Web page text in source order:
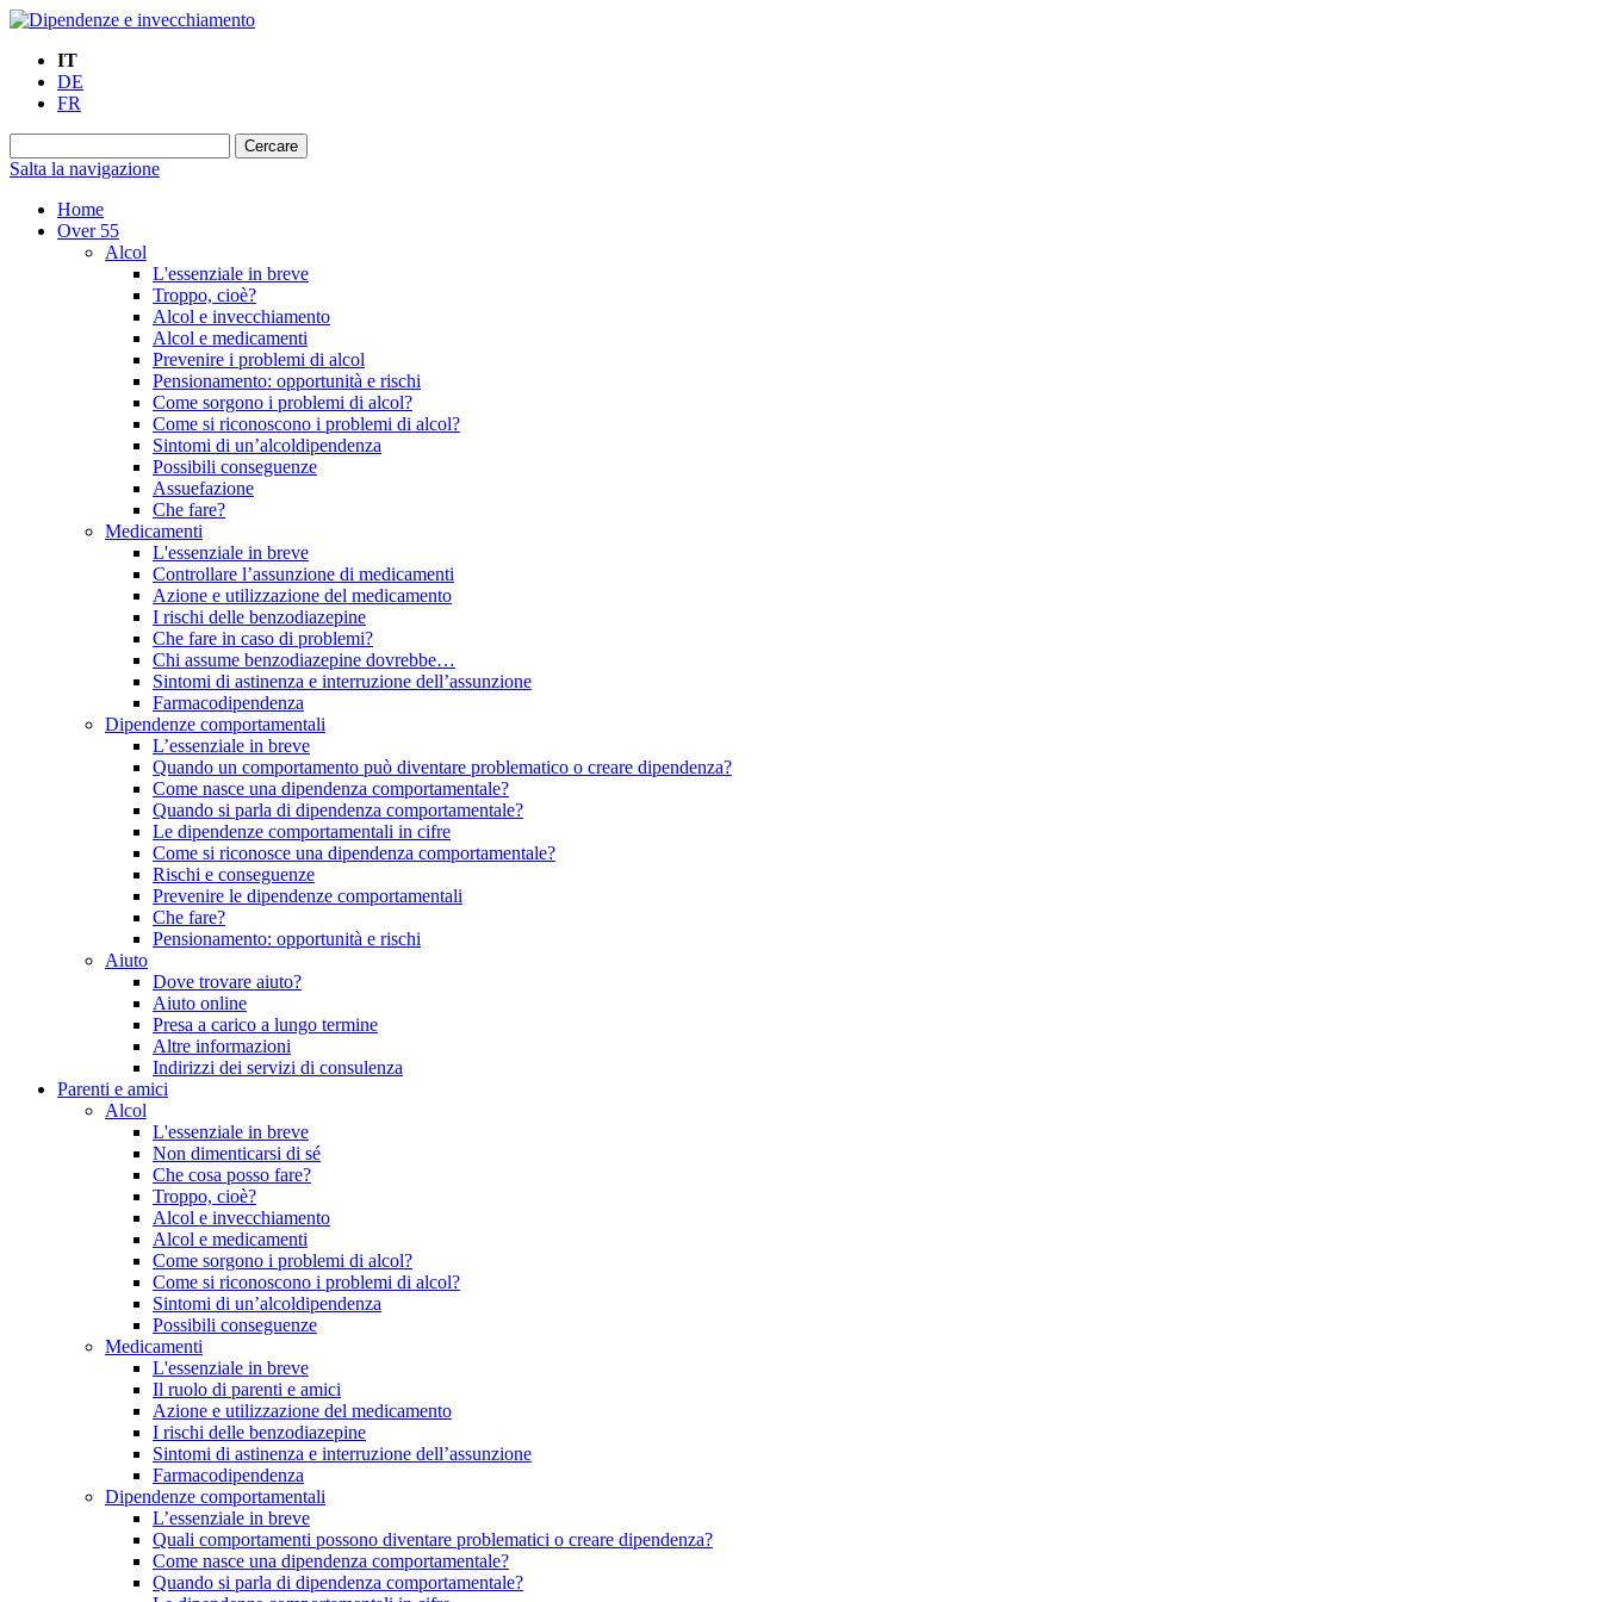
IT
DE
FR
Salta la navigazione
Home
Over 55
Alcol
L'essenziale in breve
Troppo, cioè?
Alcol e invecchiamento
Alcol e medicamenti
Prevenire i problemi di alcol
Pensionamento: opportunità e rischi
Come sorgono i problemi di alcol?
Come si riconoscono i problemi di alcol?
Sintomi di un’alcoldipendenza
Possibili conseguenze
Assuefazione
Che fare?
Medicamenti
L'essenziale in breve
Controllare l’assunzione di medicamenti
Azione e utilizzazione del medicamento
I rischi delle benzodiazepine
Che fare in caso di problemi?
Chi assume benzodiazepine dovrebbe…
Sintomi di astinenza e interruzione dell’assunzione
Farmacodipendenza
Dipendenze comportamentali
L’essenziale in breve
Quando un comportamento può diventare problematico o creare dipendenza?
Come nasce una dipendenza comportamentale?
Quando si parla di dipendenza comportamentale?
Le dipendenze comportamentali in cifre
Come si riconosce una dipendenza comportamentale?
Rischi e conseguenze
Prevenire le dipendenze comportamentali
Che fare?
Pensionamento: opportunità e rischi
Aiuto
Dove trovare aiuto?
Aiuto online
Presa a carico a lungo termine
Altre informazioni
Indirizzi dei servizi di consulenza
Parenti e amici
Alcol
L'essenziale in breve
Non dimenticarsi di sé
Che cosa posso fare?
Troppo, cioè?
Alcol e invecchiamento
Alcol e medicamenti
Come sorgono i problemi di alcol?
Come si riconoscono i problemi di alcol?
Sintomi di un’alcoldipendenza
Possibili conseguenze
Medicamenti
L'essenziale in breve
Il ruolo di parenti e amici
Azione e utilizzazione del medicamento
I rischi delle benzodiazepine
Sintomi di astinenza e interruzione dell’assunzione
Farmacodipendenza
Dipendenze comportamentali
L’essenziale in breve
Quali comportamenti possono diventare problematici o creare dipendenza?
Come nasce una dipendenza comportamentale?
Quando si parla di dipendenza comportamentale?